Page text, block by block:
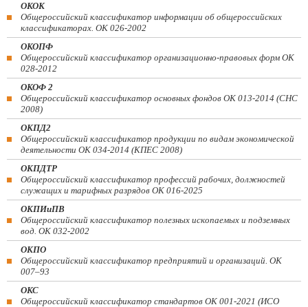
ОКОК
Общероссийский классификатор информации об общероссийских
классификаторах. ОК 026-2002
ОКОПФ
Общероссийский классификатор организационно-правовых форм ОК
028-2012
ОКОФ 2
Общероссийский классификатор основных фондов ОК 013-2014 (СНС
2008)
ОКПД2
Общероссийский классификатор продукции по видам экономической
деятельности ОК 034-2014 (КПЕС 2008)
ОКПДТР
Общероссийский классификатор профессий рабочих, должностей
служащих и тарифных разрядов ОК 016-2025
ОКПИиПВ
Общероссийский классификатор полезных ископаемых и подземных
вод. ОК 032-2002
ОКПО
Общероссийский классификатор предприятий и организаций. ОК
007–93
ОКС
Общероссийский классификатор стандартов ОК 001-2021 (ИСО